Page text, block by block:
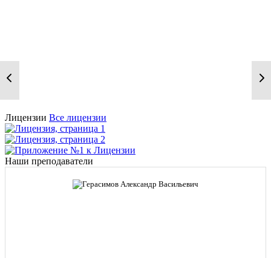
Лицензии Все лицензии
Наши преподаватели